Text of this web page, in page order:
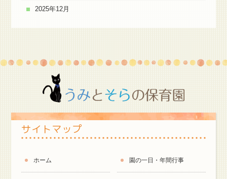
2025年12月
サイトマップ
ホーム 園の一日・年間行事